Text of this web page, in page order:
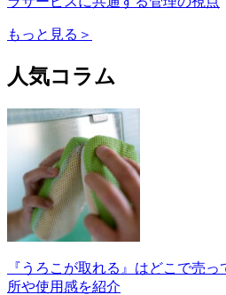
もっと見る＞
人気コラム
『うろこが取れる』はどこで売
所や使用感を紹介